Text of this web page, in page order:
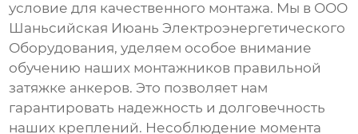
условие для качественного монтажа. Мы в ООО
Шаньсийская Июань Электроэнергетического
Оборудования, уделяем особое внимание
обучению наших монтажников правильной
затяжке анкеров. Это позволяет нам
гарантировать надежность и долговечность
наших креплений. Несоблюдение момента